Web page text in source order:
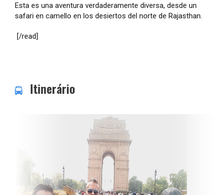
Esta es una aventura verdaderamente diversa, desde un
safari en camello en los desiertos del norte de Rajasthan.
[/read]
Itinerário